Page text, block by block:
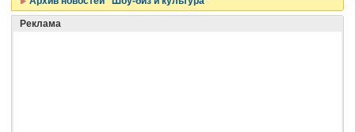
Реклама